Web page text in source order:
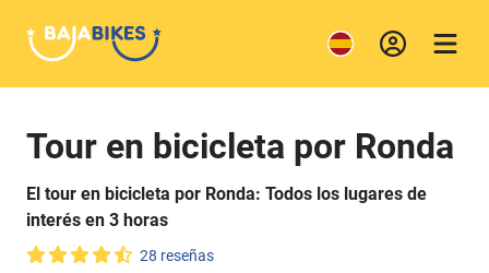
Tour en bicicleta por Ronda
El tour en bicicleta por Ronda: Todos los lugares de
interés en 3 horas
28 reseñas